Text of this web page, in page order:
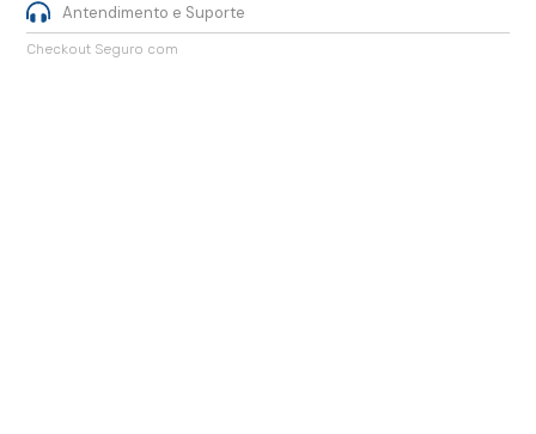
Antendimento e Suporte
Checkout Seguro com